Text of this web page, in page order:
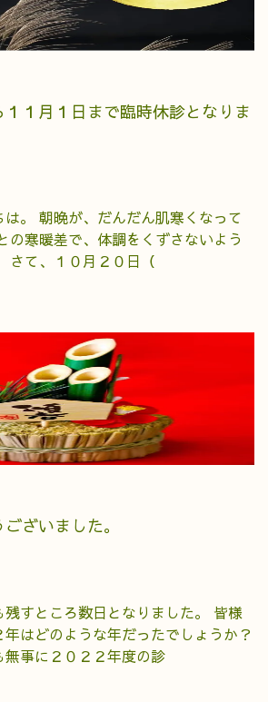
１１月１日まで臨時休診となりま
。 朝晩が、だんだん肌寒くなって
の寒暖差で、体調をくずさないよう
さて、１０月２０日（
ざいました。
すところ数日となりました。 皆様
はどのような年だったでしょうか？
事に２０２２年度の診